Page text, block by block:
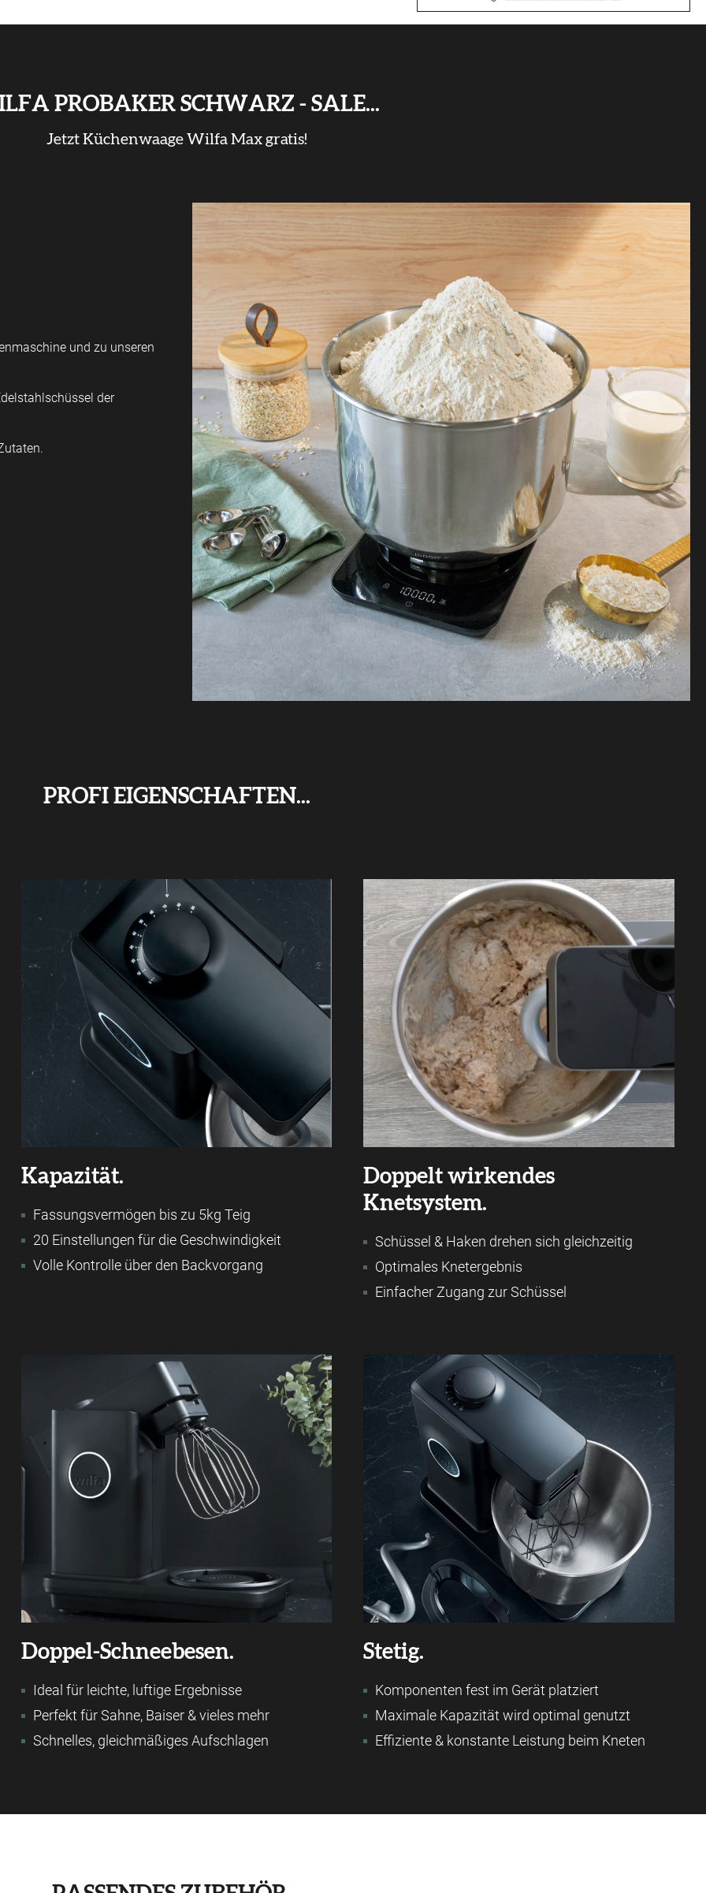
PROBAKER SCHWARZ - SALE...
Jetzt Küchenwaage Wilfa Max gratis!
und zu unseren
der
PROFI EIGENSCHAFTEN...
Kapazität.
Fassungsvermögen bis zu 5kg Teig
20 Einstellungen für die Geschwindigkeit
Volle Kontrolle über den Backvorgang
Doppelt wirkendes
Knetsystem.
Schüssel & Haken drehen sich gleichzeitig
Optimales Knetergebnis
Einfacher Zugang zur Schüssel
Doppel-Schneebesen.
Ideal für leichte, luftige Ergebnisse
Perfekt für Sahne, Baiser & vieles mehr
Schnelles, gleichmäßiges Aufschlagen
Stetig.
Komponenten fest im Gerät platziert
Maximale Kapazität wird optimal genutzt
Effiziente & konstante Leistung beim Kneten